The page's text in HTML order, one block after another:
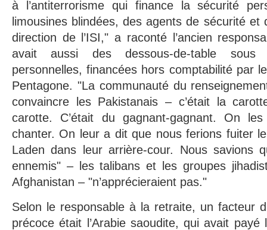
à l’antiterrorisme qui finance la sécurité
limousines blindées, des agents de sécurité et
direction de l’ISI," a raconté l’ancien
avait aussi des dessous-de-table
personnelles, financées hors comptabilité par
Pentagone. "La communauté du
convaincre les Pakistanais – c’était la
carotte. C’était du gagnant-gagnant. On
chanter. On leur a dit que nous ferions fuiter
Laden dans leur arrière-cour. Nous savions
ennemis" – les talibans et les groupes
Afghanistan – "n’apprécieraient pas."
Selon le responsable à la retraite, un facteur
précoce était l’Arabie saoudite, qui avait payé